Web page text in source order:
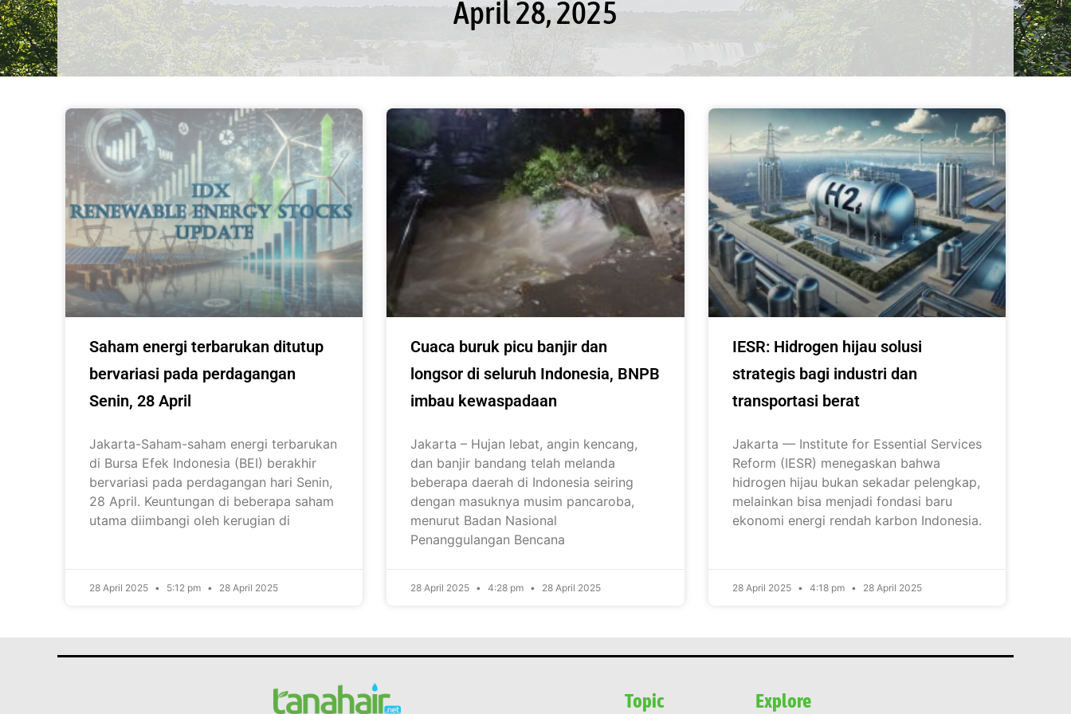
April 28, 2025
Saham energi terbarukan ditutup
bervariasi pada perdagangan
Senin, 28 April
Jakarta-Saham-saham energi terbarukan
di Bursa Efek Indonesia (BEI) berakhir
bervariasi pada perdagangan hari Senin,
28 April. Keuntungan di beberapa saham
utama diimbangi oleh kerugian di
28 April 2025 5:12 pm 28 April 2025
Cuaca buruk picu banjir dan
longsor di seluruh Indonesia, BNPB
imbau kewaspadaan
Jakarta – Hujan lebat, angin kencang,
dan banjir bandang telah melanda
beberapa daerah di Indonesia seiring
dengan masuknya musim pancaroba,
menurut Badan Nasional
Penanggulangan Bencana
28 April 2025 4:28 pm 28 April 2025
IESR: Hidrogen hijau solusi
strategis bagi industri dan
transportasi berat
Jakarta — Institute for Essential Services
Reform (IESR) menegaskan bahwa
hidrogen hijau bukan sekadar pelengkap,
melainkan bisa menjadi fondasi baru
ekonomi energi rendah karbon Indonesia.
28 April 2025 4:18 pm 28 April 2025
Topic Explore